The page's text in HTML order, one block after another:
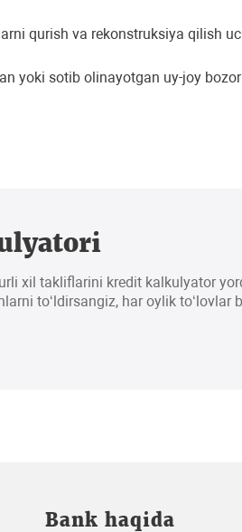
qurish va rekonstruksiya qilish
yoki sotib olinayotgan uy-joy
xil takliflarini kredit kalkulyator
to‘ldirsangiz, har oylik to‘lovlar
Bank haqida